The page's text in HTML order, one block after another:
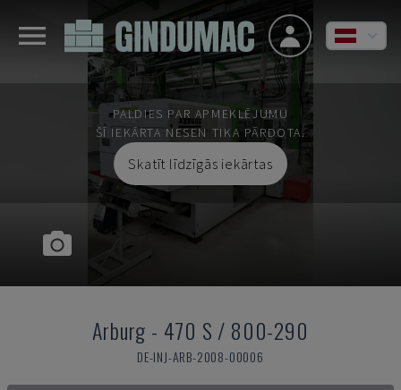
PALDIES PAR APMEKLĒJUMU
ŠĪ IEKĀRTA NESEN TIKA PĀRDOTA.
Skatīt līdzīgās iekārtas
Arburg - 470 S / 800-290
DE-INJ-ARB-2008-00006